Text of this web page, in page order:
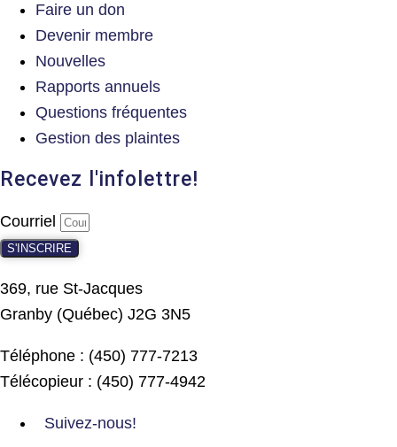
Faire un don
Devenir membre
Nouvelles
Rapports annuels
Questions fréquentes
Gestion des plaintes
Recevez l'infolettre!
Courriel
S'INSCRIRE
369, rue St-Jacques
Granby (Québec) J2G 3N5
Téléphone : (450) 777-7213
Télécopieur : (450) 777-4942
Suivez-nous!